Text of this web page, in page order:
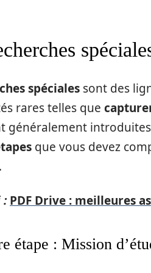
spéciales sont des
rares telles que
généralement
que vous devez
.
: PDF Drive : meilleures
étape : Mission